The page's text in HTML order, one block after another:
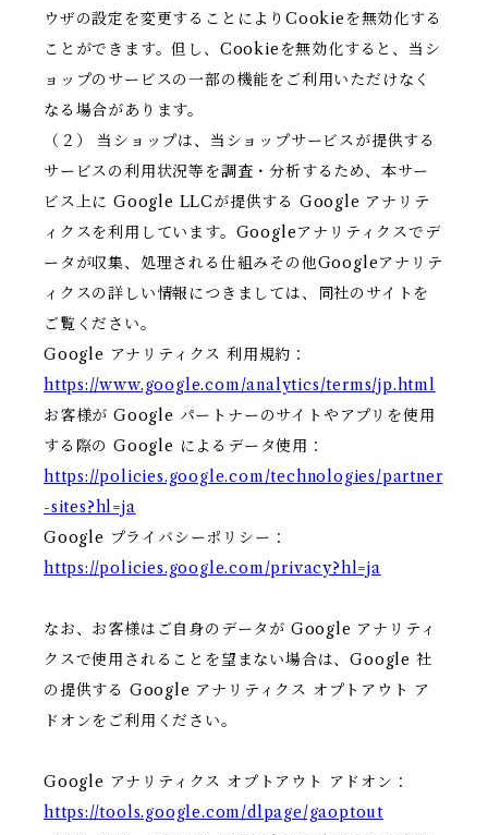
ウザの設定を変更することによりCookieを無効化する
ことができます。但し、Cookieを無効化すると、当シ
ョップのサービスの一部の機能をご利用いただけなく
なる場合があります。
（２） 当ショップは、当ショップサービスが提供する
サービスの利用状況等を調査・分析するため、本サー
ビス上に Google LLCが提供する Google アナリテ
ィクスを利用しています。Googleアナリティクスでデ
ータが収集、処理される仕組みその他Googleアナリテ
ィクスの詳しい情報につきましては、同社のサイトを
ご覧ください。
Google アナリティクス 利用規約：
https://www.google.com/analytics/terms/jp.html
お客様が Google パートナーのサイトやアプリを使用
する際の Google によるデータ使用：
https://policies.google.com/technologies/partner
-sites?hl=ja
Google プライバシーポリシー：
https://policies.google.com/privacy?hl=ja
なお、お客様はご自身のデータが Google アナリティ
クスで使用されることを望まない場合は、Google 社
の提供する Google アナリティクス オプトアウト ア
ドオンをご利用ください。
Google アナリティクス オプトアウト アドオン：
https://tools.google.com/dlpage/gaoptout